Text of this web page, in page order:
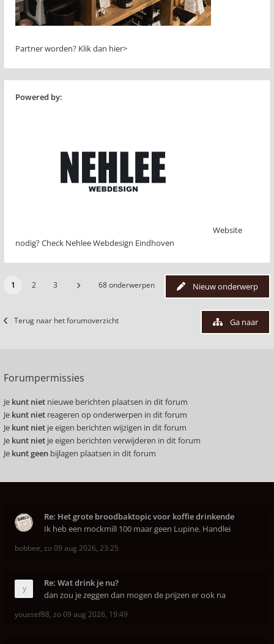
Partner worden? Klik dan hier>
Powered by:
Website
nodig? Check Nehlee Webdesign Eindhoven
Nieuw onderwerp
1 2 3 68 onderwerpen
Terug naar het forumoverzicht Ga naar
Forumpermissies
Je kunt niet nieuwe berichten plaatsen in dit forum
Je kunt niet reageren op onderwerpen in dit forum
Je kunt niet je eigen berichten wijzigen in dit forum
Je kunt niet je eigen berichten verwijderen in dit forum
Je kunt geen bijlagen plaatsen in dit forum
Re: Het grote broodbaktopic voor koffie drinkende
Ik heb een mockmill 100 maar geen Lupine. Handlei
bobbee, zo 09 aug 2026, 23:25
Re: Wat drink je nu?
dan zou je zeggen dan mogen de prijzen er ook na
youssef88, zo 09 aug 2026, 19:49